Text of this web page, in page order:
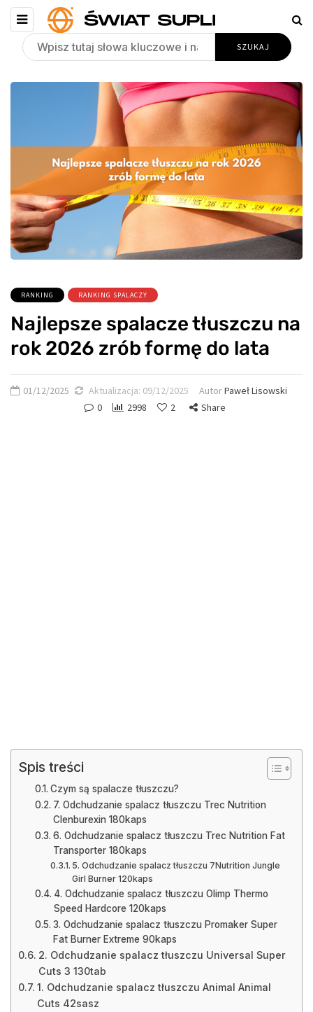
RANKING RANKING SPALACZY
Najlepsze spalacze tłuszczu na
rok 2026 zrób formę do lata
01/12/2025 Aktualizacja: 09/12/2025 AutorPaweł Lisowski
0
2998 2 Share
Spis treści
Czym są spalacze tłuszczu?
7. Odchudzanie spalacz tłuszczu Trec Nutrition
Clenburexin 180kaps
6. Odchudzanie spalacz tłuszczu Trec Nutrition Fat
Transporter 180kaps
5. Odchudzanie spalacz tłuszczu 7Nutrition Jungle
Girl Burner 120kaps
4. Odchudzanie spalacz tłuszczu Olimp Thermo
Speed Hardcore 120kaps
3. Odchudzanie spalacz tłuszczu Promaker Super
Fat Burner Extreme 90kaps
2. Odchudzanie spalacz tłuszczu Universal Super
Cuts 3 130tab
1. Odchudzanie spalacz tłuszczu Animal Animal
Cuts 42sasz